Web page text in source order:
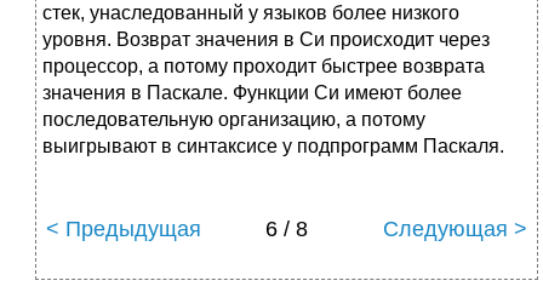
стек, унаследованный у языков более низкого
уровня. Возврат значения в Си происходит через
процессор, а потому проходит быстрее возврата
значения в Паскале. Функции Си имеют более
последовательную организацию, а потому
выигрывают в синтаксисе у подпрограмм Паскаля.
< Предыдущая 6 / 8 Следующая >